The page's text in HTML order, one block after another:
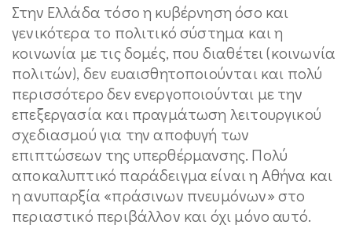
Στην Ελλάδα τόσο η κυβέρνηση όσο και
γενικότερα το πολιτικό σύστημα και η
κοινωνία με τις δομές, που διαθέτει (κοινωνία
πολιτών), δεν ευαισθητοποιούνται και πολύ
περισσότερο δεν ενεργοποιούνται με την
επεξεργασία και πραγμάτωση λειτουργικού
σχεδιασμού για την αποφυγή των
επιπτώσεων της υπερθέρμανσης. Πολύ
αποκαλυπτικό παράδειγμα είναι η Αθήνα και
η ανυπαρξία «πράσινων πνευμόνων» στο
περιαστικό περιβάλλον και όχι μόνο αυτό.